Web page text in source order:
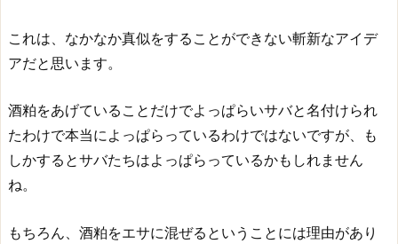
これは、なかなか真似をすることができない斬新なアイデ
アだと思います。
酒粕をあげていることだけでよっぱらいサバと名付けられ
たわけで本当によっぱらっているわけではないですが、も
しかするとサバたちはよっぱらっているかもしれません
ね。
もちろん、酒粕をエサに混ぜるということには理由があり